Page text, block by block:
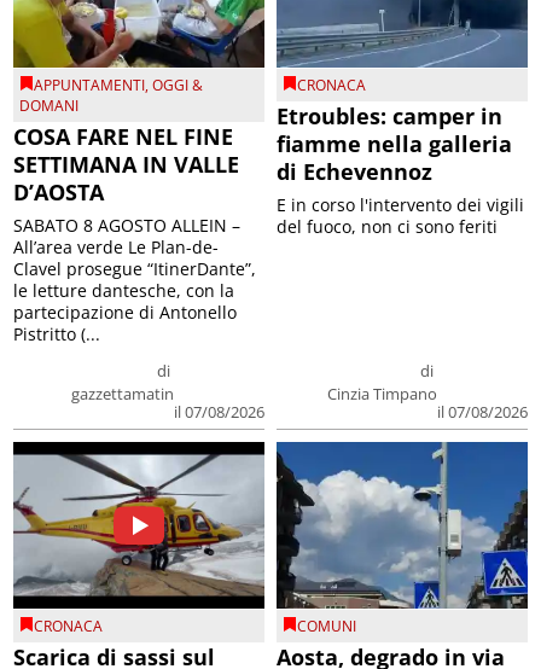
APPUNTAMENTI,OGGI &
DOMANI
COSA FARE NEL FINE
SETTIMANA IN VALLE
D’AOSTA
di
gazzettamatin
il 07/08/2026
SABATO 8 AGOSTO ALLEIN –
All’area verde Le Plan-de-
Clavel prosegue “ItinerDante”,
le letture dantesche, con la
partecipazione di Antonello
Pistritto (...
CRONACA
Etroubles: camper in
fiamme nella galleria
di Echevennoz
di
Cinzia Timpano
il 07/08/2026
E in corso l'intervento dei vigili
del fuoco, non ci sono feriti
CRONACA
Scarica di sassi sul
COMUNI
Aosta, degrado in via